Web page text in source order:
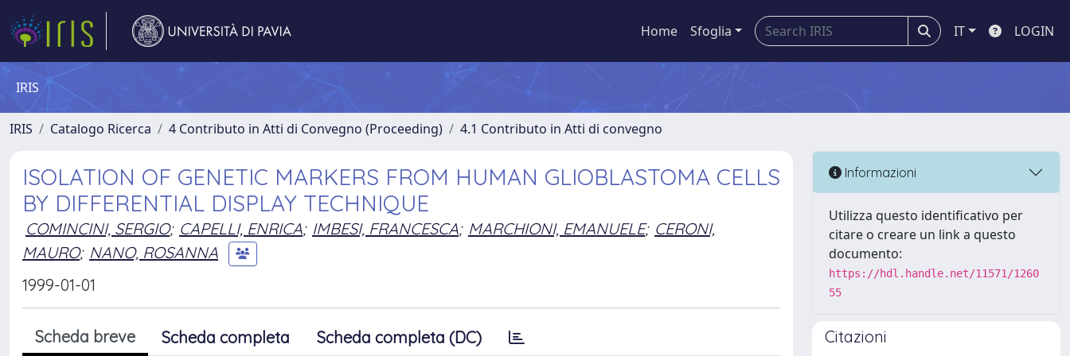
Home Sfoglia IT LOGIN
IRIS
IRIS Catalogo Ricerca 4 Contributo in Atti di Convegno (Proceeding) 4.1 Contributo in Atti di convegno
ISOLATION OF GENETIC MARKERS FROM HUMAN GLIOBLASTOMA CELLS
BY DIFFERENTIAL DISPLAY TECHNIQUE
COMINCINI, SERGIO; CAPELLI, ENRICA; IMBESI, FRANCESCA; MARCHIONI, EMANUELE; CERONI,
MAURO; NANO, ROSANNA
1999-01-01
Scheda breve Scheda completa Scheda completa (DC)
Informazioni
Utilizza questo identificativo per
citare o creare un link a questo
documento:
https://hdl.handle.net/11571/1260
55
Citazioni